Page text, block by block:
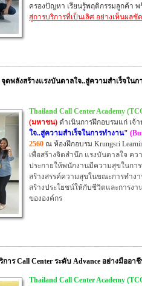
ครองปัญหา เรียนรู้พฤติกรรมลูกค้า พร้
สู่การบริการที่เป็นเลิศ อย่างเห็นผล
ดพลังสร้างแรงบันดาลใจ..สู่ความสำเร็จใน
Thailand Call Center Academy
(มหาชน) ดำเนินการฝึกอบรมแก่ เจ้า
ใจ..สู่ความสำเร็จในการทำงาน"
2560 ณ ห้องฝึกอบรม Krungsri
เพื่อสร้างจิตสำนึก แรงบันดาลใจ ค
ประกายให้พนักงานมีความสุขในกา
สร้างสรรค์ความสุขในขณะการทำง
สร้างประโยชน์ให้กับชีวิตและการง
ขององค์กร
าร Call Center ระดับ Advance อย่างมืออา
Thailand Call Center Academy